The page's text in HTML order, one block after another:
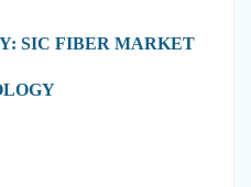
SIC FIBER MARKET